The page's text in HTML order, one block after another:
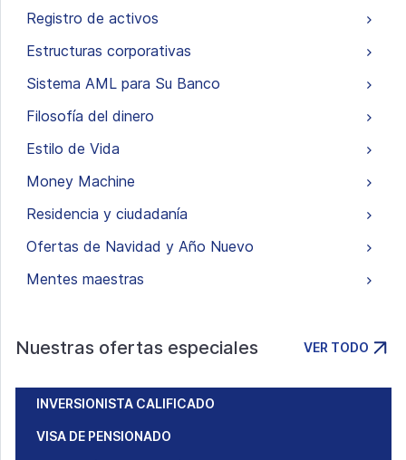
Registro de activos
Estructuras corporativas
Sistema AML para Su Banco
Filosofía del dinero
Estilo de Vida
Money Machine
Residencia y ciudadanía
Ofertas de Navidad y Año Nuevo
Mentes maestras
Nuestras ofertas especiales VER TODO
INVERSIONISTA CALIFICADO
VISA DE PENSIONADO